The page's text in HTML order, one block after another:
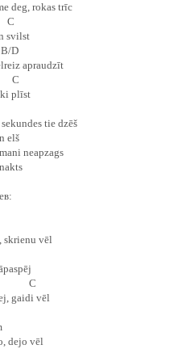
deg, rokas trīc
svilst
D
apraudzīt
plīst
tie dzēš
elš
neapzags
skrienu vēl
gaidi vēl
dejo vēl